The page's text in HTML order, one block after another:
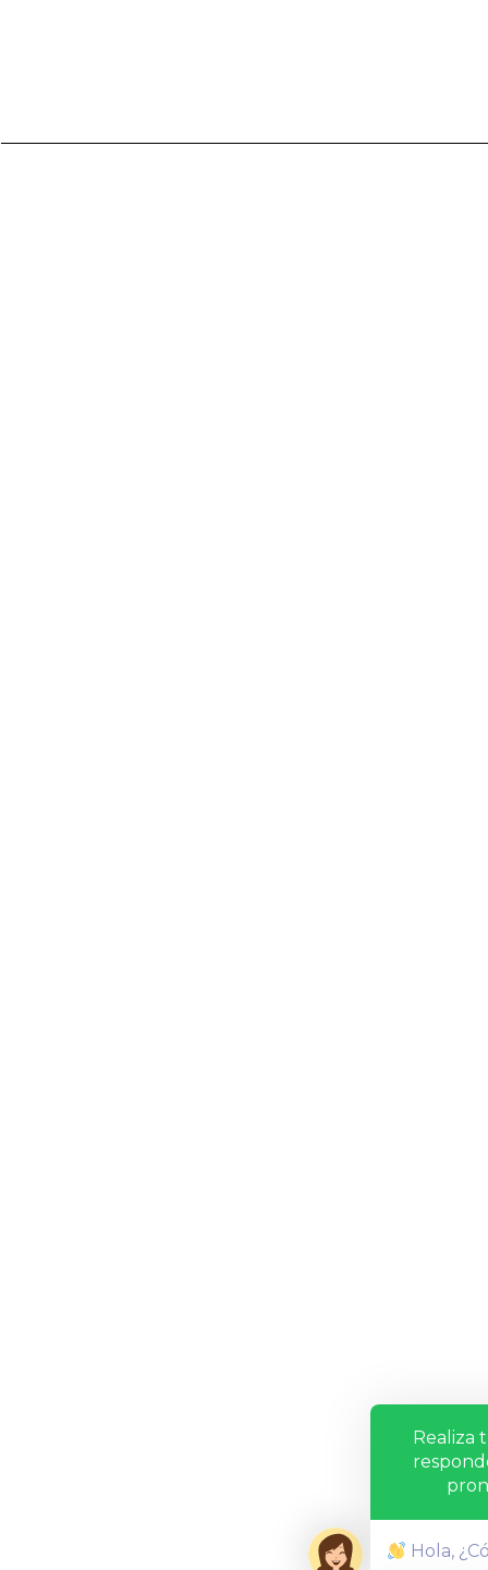
Realiza
Hola,